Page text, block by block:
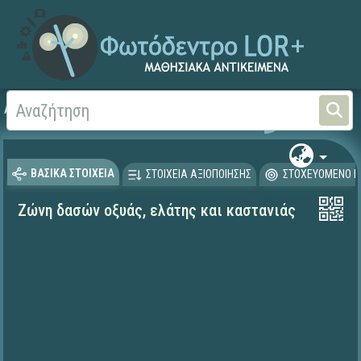
Αρχική Γεωγραφία-Γεωλογία
ΒΑΣΙΚΑ ΣΤΟΙΧΕΙΑ ΣΤΟΙΧΕΙΑ ΑΞΙΟΠΟΙΗΣΗΣ ΣΤΟΧΕΥΟΜΕΝΟ
Ζώνη δασών οξυάς, ελάτης και καστανιάς